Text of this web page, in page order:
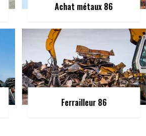
Achat métaux 86
Ferrailleur 86